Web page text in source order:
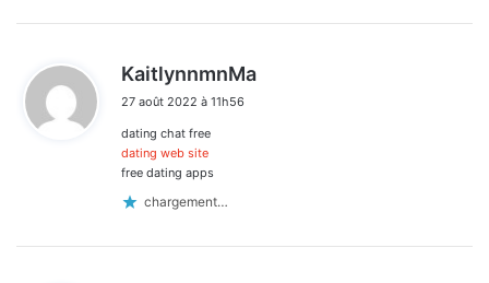
KaitlynnmnMa
27 août 2022 à 11h56
dating chat free
dating web site
free dating apps
chargement…